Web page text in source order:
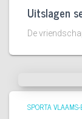
Uitslagen
De
SPORTA